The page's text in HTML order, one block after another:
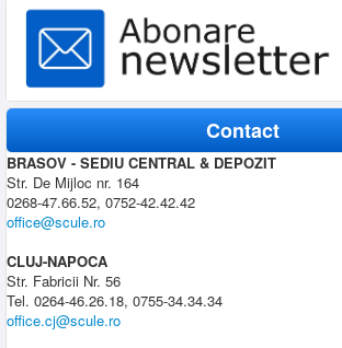
Contact
BRASOV - SEDIU CENTRAL & DEPOZIT
Str. De Mijloc nr. 164
0268-47.66.52, 0752-42.42.42
office@scule.ro
CLUJ-NAPOCA
Str. Fabricii Nr. 56
Tel. 0264-46.26.18, 0755-34.34.34
office.cj@scule.ro